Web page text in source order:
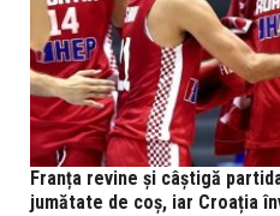
Franța revine și câștigă
jumătate de coș, iar Croația